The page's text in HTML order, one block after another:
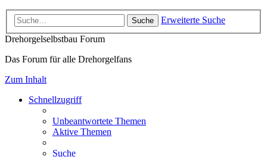
Suche
Erweiterte Suche
Drehorgelselbstbau Forum
Das Forum für alle Drehorgelfans
Zum Inhalt
Schnellzugriff
Unbeantwortete Themen
Aktive Themen
Suche